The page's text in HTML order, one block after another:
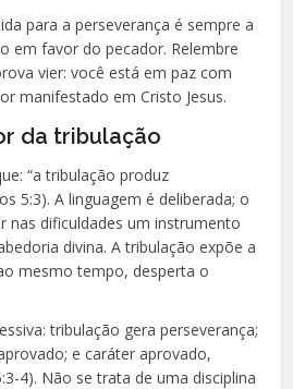
para a perseverança é sempre a
em favor do pecador. Relembre
vier: você está em paz com
manifestado em Cristo Jesus.
da tribulação
“a tribulação produz
5:3). A linguagem é deliberada; o
nas dificuldades um instrumento
divina. A tribulação expõe a
mesmo tempo, desperta o
tribulação gera perseverança;
e caráter aprovado,
4). Não se trata de uma disciplina